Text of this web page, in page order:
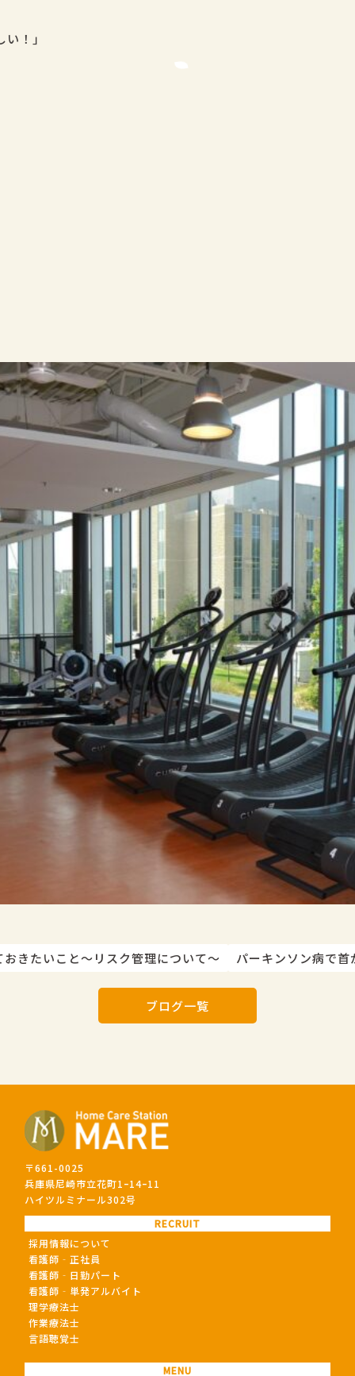
い！｣
きたいこと～リスク管理について～ パーキンソン病で
ブログ一覧
〒661-0025
兵庫県尼崎市立花町1ｰ14ｰ11
ハイツルミナール302号
RECRUIT
採用情報について
看護師‐正社員
看護師‐日勤パート
看護師‐単発アルバイト
理学療法士
作業療法士
言語聴覚士
MENU